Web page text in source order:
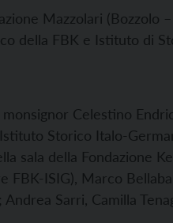
Mazzolari (Bozzolo
della FBK e Istituto di
Celestino
Storico Italo-
sala della Fondazione
ISIG), Marco
Sarri, Camilla